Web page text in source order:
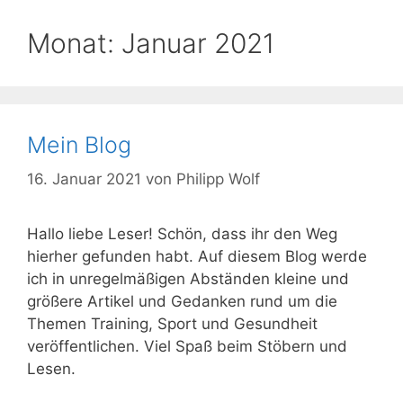
Monat: Januar 2021
Mein Blog
16. Januar 2021 von Philipp Wolf
Hallo liebe Leser! Schön, dass ihr den Weg
hierher gefunden habt. Auf diesem Blog werde
ich in unregelmäßigen Abständen kleine und
größere Artikel und Gedanken rund um die
Themen Training, Sport und Gesundheit
veröffentlichen. Viel Spaß beim Stöbern und
Lesen.